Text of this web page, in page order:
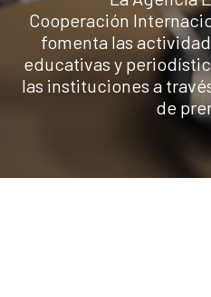
Cooperación
fomenta las
educativas y
las instituciones a
de